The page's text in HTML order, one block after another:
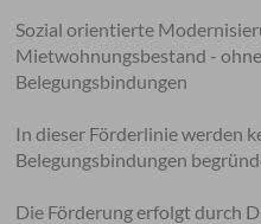
Sozial orientierte
Mietwohnungsbestand -
Belegungsbindungen
In dieser Förderlinie werden
Belegungsbindungen
Die Förderung erfolgt durch